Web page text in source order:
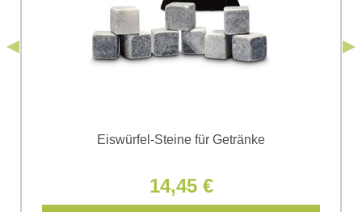
Eiswürfel-Steine für Getränke
14,45 €